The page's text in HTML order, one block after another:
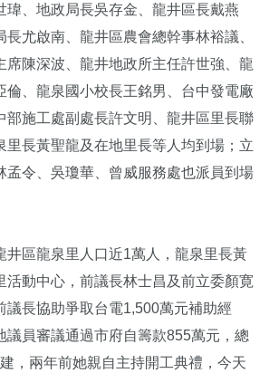
瑋、地政局長吳存金、龍井區長戴燕
尤啟南、龍井區農會總幹事林裕議、
席陳深波、龍井地政所主任許世強、龍
倫、龍泉國小校長王銘男、台中發電廠
部施工處副處長許文明、龍井區里長聯
里長黃聖龍及在地里長等人均到場；立
孟令、吳瓊華、曾威服務處也派員到場
井區龍泉里人口近1萬人，龍泉里長黃
活動中心，前議長林士昌及前立委顏寛
議長協助爭取台電1,500萬元補助經
議員審議通過市府自籌款855萬元，總
，兩年前她親自主持開工典禮，今天